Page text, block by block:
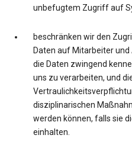
unbefugtem Zugriff auf
beschränken wir den
Daten auf Mitarbeiter
die Daten zwingend
uns zu verarbeiten, und
disziplinarischen
werden können, falls sie
einhalten.